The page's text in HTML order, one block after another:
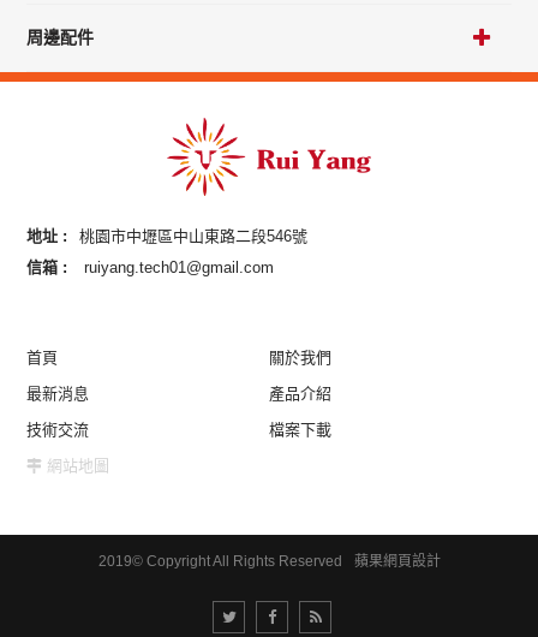
周邊配件
地址 :
桃園市中壢區中山東路二段546號
信箱 :
ruiyang.tech01@gmail.com
首頁
關於我們
最新消息
產品介紹
技術交流
檔案下載
網站地圖
2019© Copyright All Rights Reserved 蘋果網頁設計